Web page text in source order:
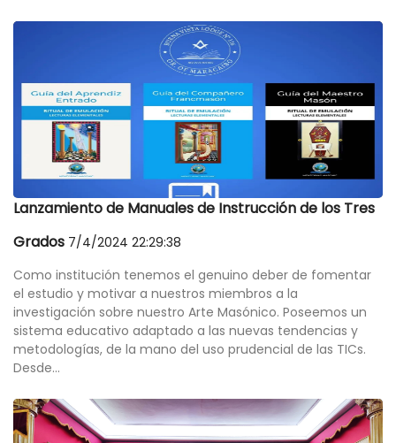
Lanzamiento de Manuales de Instrucción de los Tres
Grados 7/4/2024 22:29:38
Como institución tenemos el genuino deber de fomentar
el estudio y motivar a nuestros miembros a la
investigación sobre nuestro Arte Masónico. Poseemos un
sistema educativo adaptado a las nuevas tendencias y
metodologías, de la mano del uso prudencial de las TICs.
Desde...